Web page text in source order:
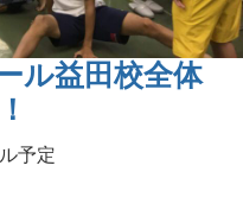
ル益田校全体
予定